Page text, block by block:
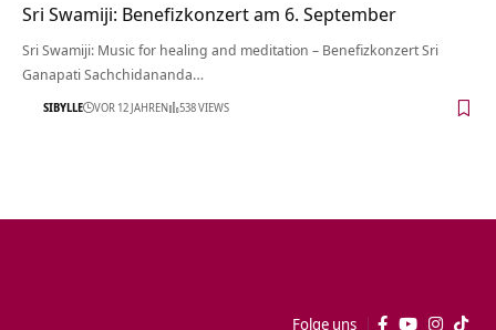
Sri Swamiji: Benefizkonzert am 6. September
Sri Swamiji: Music for healing and meditation – Benefizkonzert Sri
Ganapati Sachchidananda…
SIBYLLE VOR 12 JAHREN 538 VIEWS
Folge uns